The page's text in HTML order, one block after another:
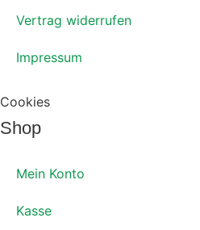
der
Produktseite
werden
Vertrag widerrufen
Impressum
Cookies
Shop
Mein Konto
Kasse